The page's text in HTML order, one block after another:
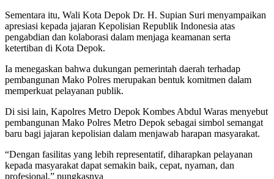
Sementara itu, Wali Kota Depok Dr. H. Supian Suri menyampaikan
apresiasi kepada jajaran Kepolisian Republik Indonesia atas
pengabdian dan kolaborasi dalam menjaga keamanan serta
ketertiban di Kota Depok.
Ia menegaskan bahwa dukungan pemerintah daerah terhadap
pembangunan Mako Polres merupakan bentuk komitmen dalam
memperkuat pelayanan publik.
Di sisi lain, Kapolres Metro Depok Kombes Abdul Waras menyebut
pembangunan Mako Polres Metro Depok sebagai simbol semangat
baru bagi jajaran kepolisian dalam menjawab harapan masyarakat.
“Dengan fasilitas yang lebih representatif, diharapkan pelayanan
kepada masyarakat dapat semakin baik, cepat, nyaman, dan
profesional,” pungkasnya